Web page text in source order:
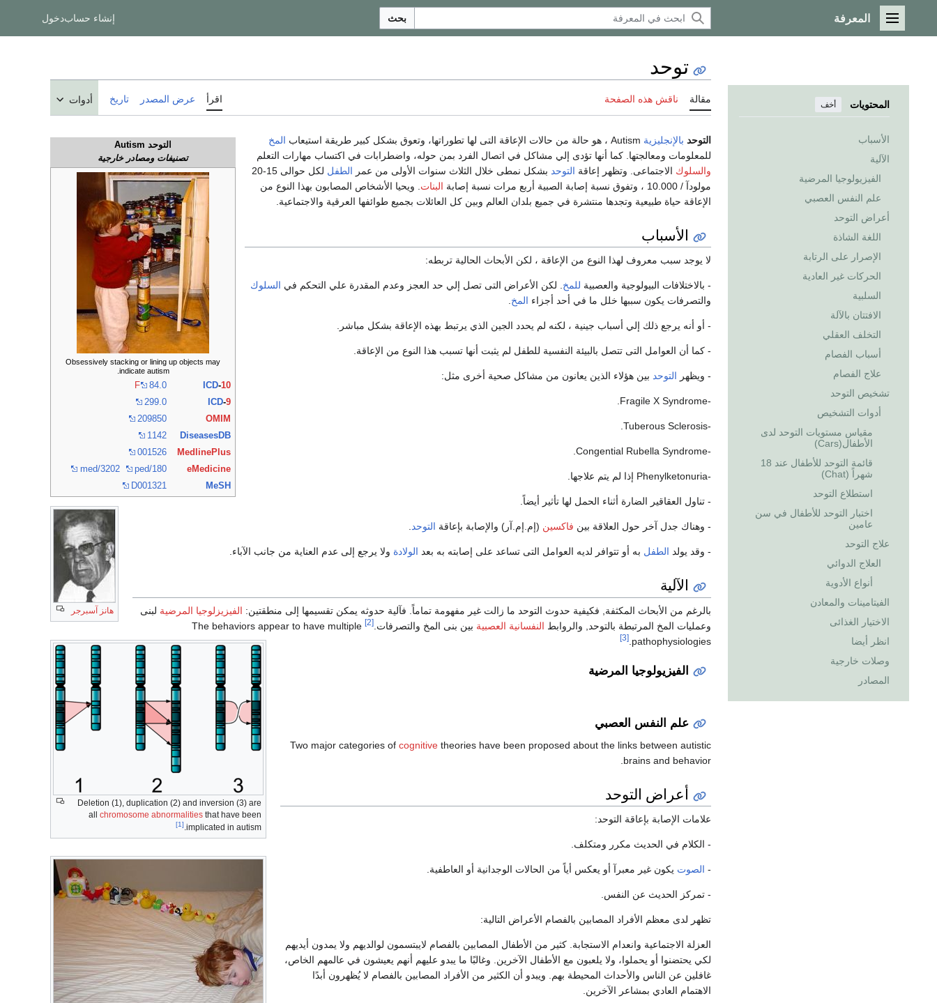
القائمة الرئيسية
المعرفة بحث إنشاء حسابدخول
المحتويات أخف
الأسباب
الآلية
الفيزيولوجيا المرضية
علم النفس العصبي
أعراض التوحد
اللغة الشاذة
الإصرار على الرتابة
الحركات غير العادية
السلبية
الافتتان بالآلة
التخلف العقلي
أسباب الفصام
علاج الفصام
تشخيص التوحد
أدوات التشخيص
مقياس مستويات التوحد لدى
الأطفال(Cars)
قائمة التوحد للأطفال عند 18
شهراً (Chat)
استطلاع التوحد
اختبار التوحد للأطفال في سن
عامين
علاج التوحد
العلاج الدوائي
أنواع الأدوية
الفيتامينات والمعادن
الاختيار الغذائى
انظر أيضا
وصلات خارجية
المصادر
توحد
مقالة ناقش هذه الصفحة اقرأ عرض المصدر تاريخ أدوات
التوحد Autism
تصنيفات ومصادر خارجية
Obsessively stacking or lining up objects may
indicate autism.
ICD-10
F
84.0
ICD-9
299.0
OMIM
209850
DiseasesDB
1142
MedlinePlus
001526
eMedicine
med/3202
ped/180
MeSH
D001321
التوحد بالإنجليزية
المخ
للمعلومات ومعالجتها. كما أنها تؤدى إلي مشاكل في اتصال الفرد بمن حوله، واضطرابات في اكتساب مهارات التعلم
والسلوك الاجتماعى. وتظهر إعاقة التوحد بشكل نمطى خلال الثلاث سنوات الأولى من عمر الطفل
لكل حوالى 15-20
مولودآ / 10.000 ، وتفوق نسبة إصابة الصبية أربع مرات نسبة إصابة
البنات . ويحيا الأشخاص المصابون بهذا النوع من
الإعاقة حياة طبيعية وتجدها منتشرة في جميع بلدان العالم وبين كل العائلات بجميع طوائفها العرقية والاجتماعية.
هانز آسبرجر
الأسباب
Deletion (1), duplication (2) and inversion (3) are
all chromosome abnormalities that have been
implicated in autism.
[1]
لا يوجد سبب معروف لهذا النوع من الإعاقة ، لكن الأبحاث الحالية تربطه:
- بالاختلافات البيولوجية والعصبية للمخ. لكن الأعراض التى تصل إلي حد العجز وعدم المقدرة علي التحكم في السلوك
والتصرفات يكون سببها خلل ما في أحد أجزاء المخ.
- أو أنه يرجع ذلك إلي أسباب جينية ، لكنه لم يحدد الجين الذي يرتبط بهذه الإعاقة بشكل مباشر.
- كما أن العوامل التى تتصل بالبيئة النفسية للطفل لم يثبت أنها تسبب هذا النوع من الإعاقة.
- ويظهر التوحد بين هؤلاء الذين يعانون من مشاكل صحية أخرى مثل:
-Fragile X Syndrome.
-Tuberous Sclerosis.
-Congential Rubella Syndrome.
-Phenylketonuria إذا لم يتم علاجها.
- تناول العقاقير الضارة أثناء الحمل لها تأثير أيضاً.
- وهناك جدل آخر حول العلاقة بين فاكسين (إم.إم.آر) والإصابة بإعاقة التوحد.
- وقد يولد الطفل به أو تتوافر لديه العوامل التى تساعد على إصابته به بعد الولادة ولا يرجع إلى عدم العناية من جانب الآباء.
الآلية
بالرغم من الأبحاث المكثفة, فكيفية حدوث التوحد ما زالت غير مفهومة تماماً. فآلية حدوثه يمكن تقسيمها إلى منطقتين: الفيزيزلوجيا المرضية لبنى
وعمليات المخ المرتبطة بالتوحد, والروابط النفسانية العصبية بين بنى المخ والتصرفات. [2]
The behaviors appear to have multiple
pathophysiologies.
[3]
الفيزيولوجيا المرضية
علم النفس العصبي
Two major categories of cognitive theories have been proposed about the links between autistic
brains and behavior.
أعراض التوحد
علامات الإصابة بإعاقة التوحد:
- الكلام في الحديث مكرر ومتكلف.
- الصوت يكون غير معبرآ أو يعكس أياً من الحالات الوجدانية أو العاطفية.
- تمركز الحديث عن النفس.
تظهر لدى معظم الأفراد المصابين بالفصام الأعراض التالية:
العزلة الاجتماعية وانعدام الاستجابة. كثير من الأطفال المصابين بالفصام لايبتسمون لوالديهم ولا يمدون أيديهم
لكي يحتضنوا أو يحملوا، ولا يلعبون مع الأطفال الآخرين. وغالبًا ما يبدو عليهم أنهم يعيشون في عالمهم الخاص،
غافلين عن الناس والأحداث المحيطة بهم. ويبدو أن الكثير من الأفراد المصابين بالفصام لا يُظهرون أبدًا
الاهتمام العادي بمشاعر الآخرين.